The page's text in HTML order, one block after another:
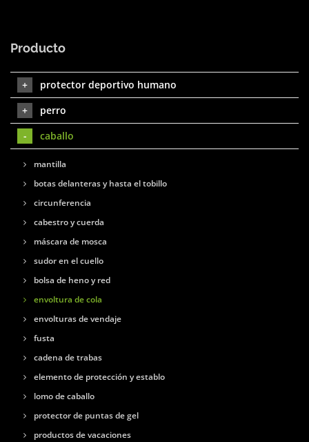
Producto
protector deportivo humano
perro
caballo
mantilla
botas delanteras y hasta el tobillo
circunferencia
cabestro y cuerda
máscara de mosca
sudor en el cuello
bolsa de heno y red
envoltura de cola
envolturas de vendaje
fusta
cadena de trabas
elemento de protección y establo
lomo de caballo
protector de puntas de gel
productos de vacaciones